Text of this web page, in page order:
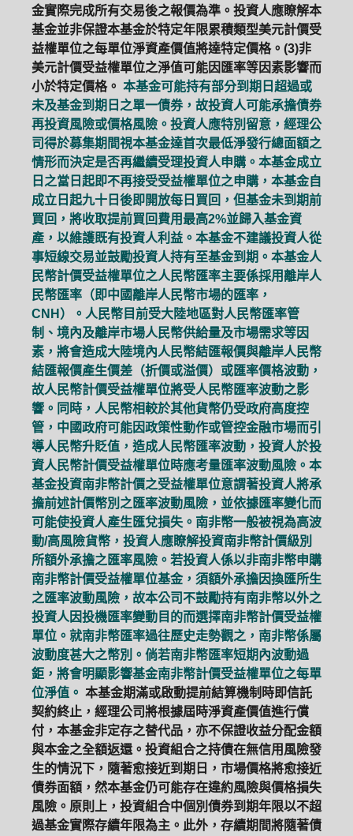
金實際完成所有交易後之報價為準。投資人應瞭解本
基金並非保證本基金於特定年限累積類型美元計價受
益權單位之每單位淨資產價值將達特定價格。(3)非
美元計價受益權單位之淨值可能因匯率等因素影響而
小於特定價格。 本基金可能持有部分到期日超過或
未及基金到期日之單一債券，故投資人可能承擔債券
再投資風險或價格風險。投資人應特別留意，經理公
司得於募集期間視本基金達首次最低淨發行總面額之
情形而決定是否再繼續受理投資人申購。本基金成立
日之當日起即不再接受受益權單位之申購，本基金自
成立日起九十日後即開放每日買回，但基金未到期前
買回，將收取提前買回費用最高2%並歸入基金資
產，以維護既有投資人利益。本基金不建議投資人從
事短線交易並鼓勵投資人持有至基金到期。本基金人
民幣計價受益權單位之人民幣匯率主要係採用離岸人
民幣匯率（即中國離岸人民幣市場的匯率，
CNH）。人民幣目前受大陸地區對人民幣匯率管
制、境內及離岸市場人民幣供給量及市場需求等因
素，將會造成大陸境內人民幣結匯報價與離岸人民幣
結匯報價產生價差（折價或溢價）或匯率價格波動，
故人民幣計價受益權單位將受人民幣匯率波動之影
響。同時，人民幣相較於其他貨幣仍受政府高度控
管，中國政府可能因政策性動作或管控金融市場而引
導人民幣升貶值，造成人民幣匯率波動，投資人於投
資人民幣計價受益權單位時應考量匯率波動風險。本
基金投資南非幣計價之受益權單位意謂著投資人將承
擔前述計價幣別之匯率波動風險，並依據匯率變化而
可能使投資人產生匯兌損失。南非幣一般被視為高波
動/高風險貨幣，投資人應瞭解投資南非幣計價級別
所額外承擔之匯率風險。若投資人係以非南非幣申購
南非幣計價受益權單位基金，須額外承擔因換匯所生
之匯率波動風險，故本公司不鼓勵持有南非幣以外之
投資人因投機匯率變動目的而選擇南非幣計價受益權
單位。就南非幣匯率過往歷史走勢觀之，南非幣係屬
波動度甚大之幣別。倘若南非幣匯率短期內波動過
鉅，將會明顯影響基金南非幣計價受益權單位之每單
位淨值。 本基金期滿或啟動提前結算機制時即信託
契約終止，經理公司將根據屆時淨資產價值進行償
付，本基金非定存之替代品，亦不保證收益分配金額
與本金之全額返還。投資組合之持債在無信用風險發
生的情況下，隨著愈接近到期日，市場價格將愈接近
債券面額，然本基金仍可能存在違約風險與價格損失
風險。原則上，投資組合中個別債券到期年限以不超
過基金實際存續年限為主。此外，存續期間將隨著債